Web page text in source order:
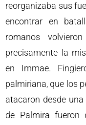
reorganizaba sus
encontrar en
romanos
precisamente la
en Immae.
palmiriana, que los
atacaron desde
de Palmira fueron